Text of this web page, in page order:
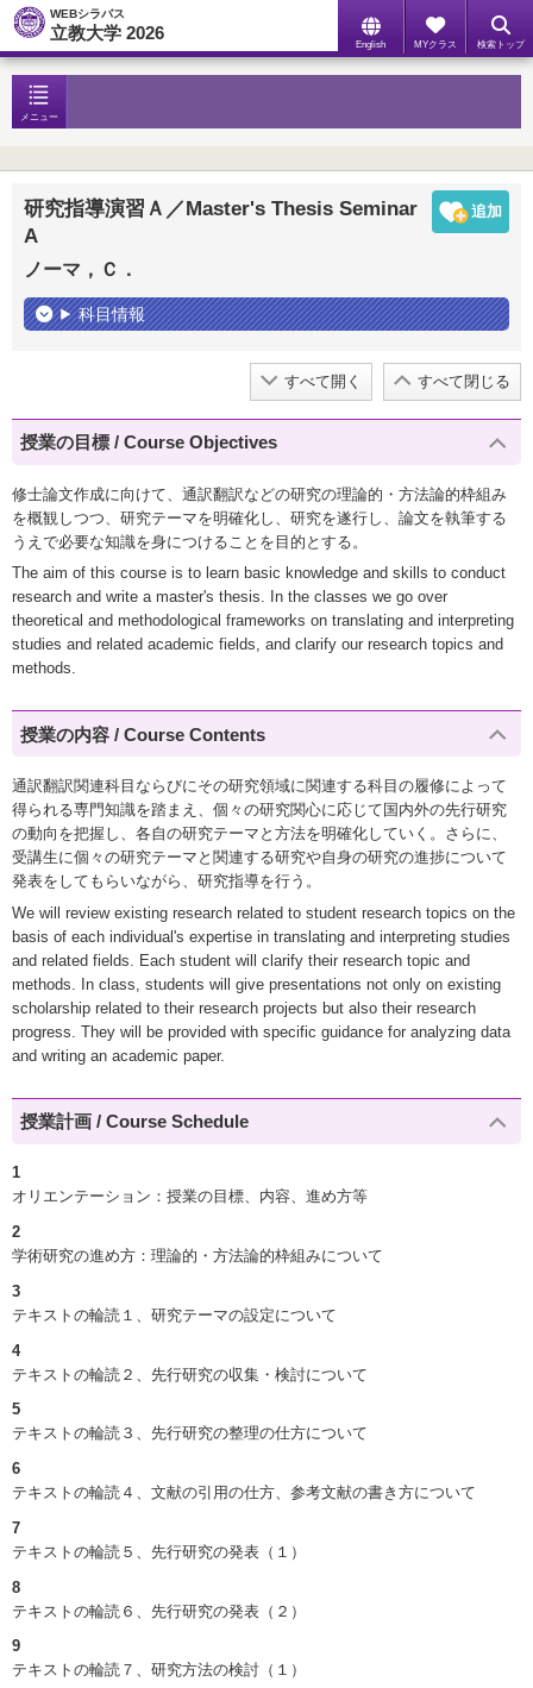
WEBシラバス
立教大学 2026
English MYクラス 検索トップ
メニュー
研究指導演習Ａ／Master's Thesis Seminar
A
ノーマ，Ｃ．
科目情報
すべて開く すべて閉じる
授業の目標 / Course Objectives
修士論文作成に向けて、通訳翻訳などの研究の理論的・方法論的枠組み
を概観しつつ、研究テーマを明確化し、研究を遂行し、論文を執筆する
うえで必要な知識を身につけることを目的とする。
The aim of this course is to learn basic knowledge and skills to conduct
research and write a master's thesis. In the classes we go over
theoretical and methodological frameworks on translating and interpreting
studies and related academic fields, and clarify our research topics and
methods.
授業の内容 / Course Contents
通訳翻訳関連科目ならびにその研究領域に関連する科目の履修によって
得られる専門知識を踏まえ、個々の研究関心に応じて国内外の先行研究
の動向を把握し、各自の研究テーマと方法を明確化していく。さらに、
受講生に個々の研究テーマと関連する研究や自身の研究の進捗について
発表をしてもらいながら、研究指導を行う。
We will review existing research related to student research topics on the
basis of each individual's expertise in translating and interpreting studies
and related fields. Each student will clarify their research topic and
methods. In class, students will give presentations not only on existing
scholarship related to their research projects but also their research
progress. They will be provided with specific guidance for analyzing data
and writing an academic paper.
授業計画 / Course Schedule
1
オリエンテーション：授業の目標、内容、進め方等
2
学術研究の進め方：理論的・方法論的枠組みについて
3
テキストの輪読１、研究テーマの設定について
4
テキストの輪読２、先行研究の収集・検討について
5
テキストの輪読３、先行研究の整理の仕方について
6
テキストの輪読４、文献の引用の仕方、参考文献の書き方について
7
テキストの輪読５、先行研究の発表（１）
8
テキストの輪読６、先行研究の発表（２）
9
テキストの輪読７、研究方法の検討（１）